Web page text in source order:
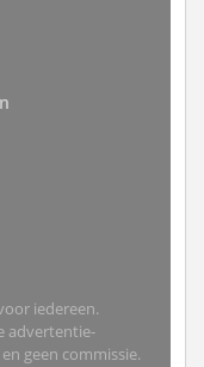
iedereen.
advertentie-
geen commissie.